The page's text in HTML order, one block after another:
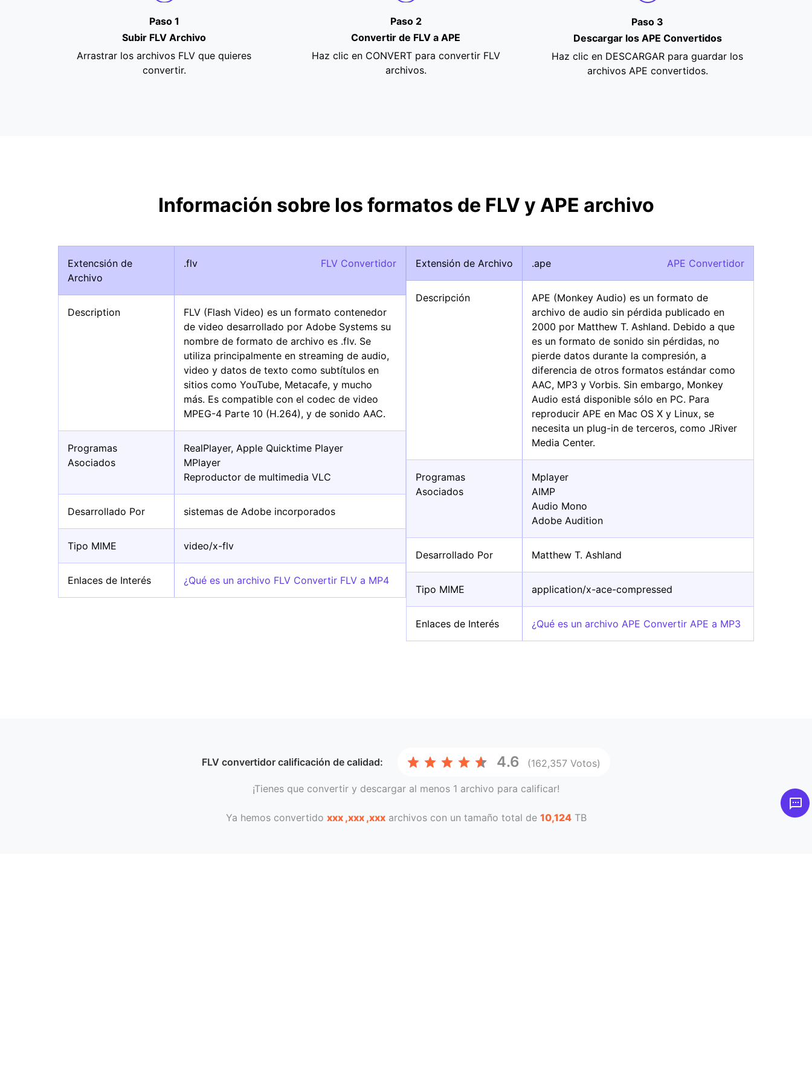
Paso 1
Subir FLV Archivo
Arrastrar los archivos FLV que quieres
convertir.
Paso 2
Convertir de FLV a APE
Haz clic en CONVERT para convertir FLV
archivos.
Paso 3
Descargar los APE Convertidos
Haz clic en DESCARGAR para guardar los
archivos APE convertidos.
Información sobre los formatos de FLV y APE archivo
Extencsión de
Archivo
.flv FLV Convertidor
Description
FLV (Flash Video) es un formato contenedor
de video desarrollado por Adobe Systems su
nombre de formato de archivo es .flv. Se
utiliza principalmente en streaming de audio,
video y datos de texto como subtítulos en
sitios como YouTube, Metacafe, y mucho
más. Es compatible con el codec de video
MPEG-4 Parte 10 (H.264), y de sonido AAC.
Programas
Asociados
RealPlayer, Apple Quicktime Player
MPlayer
Reproductor de multimedia VLC
Desarrollado Por sistemas de Adobe incorporados
Tipo MIME video/x-flv
Enlaces de Interés ¿Qué es un archivo FLV Convertir FLV a MP4
Extensión de Archivo .ape APE Convertidor
Descripción
APE (Monkey Audio) es un formato de
archivo de audio sin pérdida publicado en
2000 por Matthew T. Ashland. Debido a que
es un formato de sonido sin pérdidas, no
pierde datos durante la compresión, a
diferencia de otros formatos estándar como
AAC, MP3 y Vorbis. Sin embargo, Monkey
Audio está disponible sólo en PC. Para
reproducir APE en Mac OS X y Linux, se
necesita un plug-in de terceros, como JRiver
Media Center.
Programas
Asociados
Mplayer
AIMP
Audio Mono
Adobe Audition
Desarrollado Por Matthew T. Ashland
Tipo MIME application/x-ace-compressed
Enlaces de Interés ¿Qué es un archivo APE Convertir APE a MP3
FLV convertidor calificación de calidad: 4.6 (162,357 Votos)
¡Tienes que convertir y descargar al menos 1 archivo para calificar!
Ya hemos convertido xxx ,xxx ,xxxarchivos con un tamaño total de 10,124TB